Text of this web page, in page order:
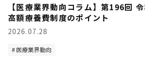
【医療業界動向コラム】第196回
高額療養費制度のポイント
2026.07.28
医療業界動向